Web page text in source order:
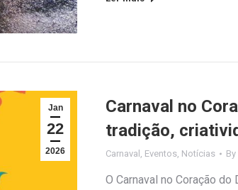
Jan
22
2026
Carnaval no
tradição,
Carnaval Eventos Notícias By
O Carnaval no Coração